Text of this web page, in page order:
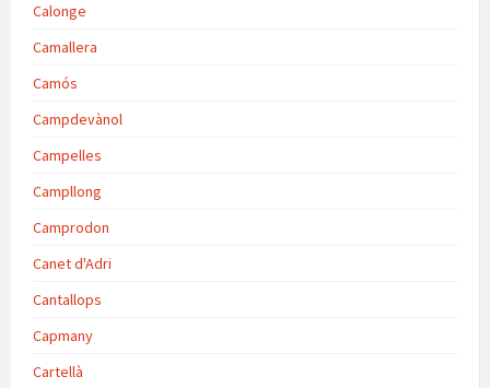
Calonge
Camallera
Camós
Campdevànol
Campelles
Campllong
Camprodon
Canet d'Adri
Cantallops
Capmany
Cartellà